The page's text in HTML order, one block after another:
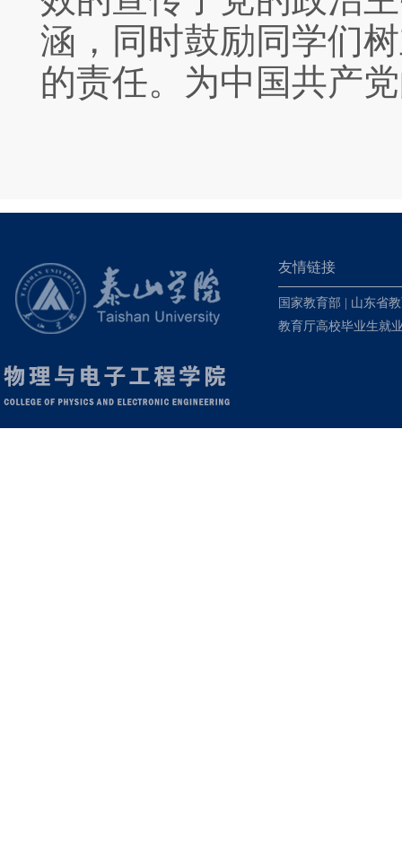
涵，同时鼓励同学们
的责任。为中国共产
友情链接
国家教育部
山东省
教育厅高校毕业生就